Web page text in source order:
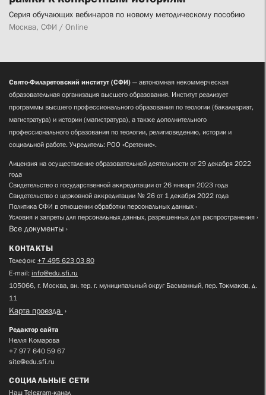
Серия обучающих вебинаров по новому методическому пособию
Москва, СФИ / Online
Свято-Филаретовский институт (СФИ) — автономная некоммерческая
образовательная организация высшего образования. Институт реализует
программы высшего профессионального образования по теологии (бакалавриат,
магистратура) и истории (магистратура), а также дополнительного
профессионального образования по теологии, религиоведению, истории и
социальной работе. Учредитель: РОО «Сретение».
Лицензия на осуществление образовательной деятельности от 29 декабря 2022
года
Свидетельство о государственной аккредитации от 26 января 2023 года
Свидетельство о церковной аккредитации № 26 от 1 декабря 2022 года
Политика СФИ в отношении обработки персональных данных
Условия и запреты для персональных данных, разрешенных для распространения
Все документы
КОНТАКТЫ
Телефон: +7 495 623 03 80
E-mail: info@edu.sfi.ru
105066, г. Москва, вн. тер. г. муниципальный округ Басманный, пер. Токмаков, д.
11
Карта проезда
Редактор сайта
Нелля Комарова
+7 977 640 59 67
site@edu.sfi.ru
СОЦИАЛЬНЫЕ СЕТИ
Наш Telegram-канал